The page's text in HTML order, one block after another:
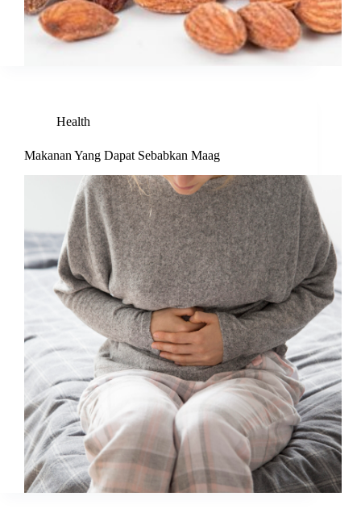
Health
Makanan Yang Dapat Sebabkan Maag